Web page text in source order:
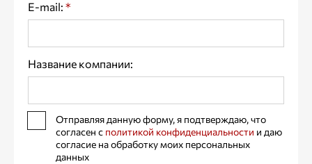
E-mail: *
Название компании:
Отправляя данную форму, я подтверждаю, что
согласен с политикой конфиденциальности и даю
согласие на обработку моих персональных
данных